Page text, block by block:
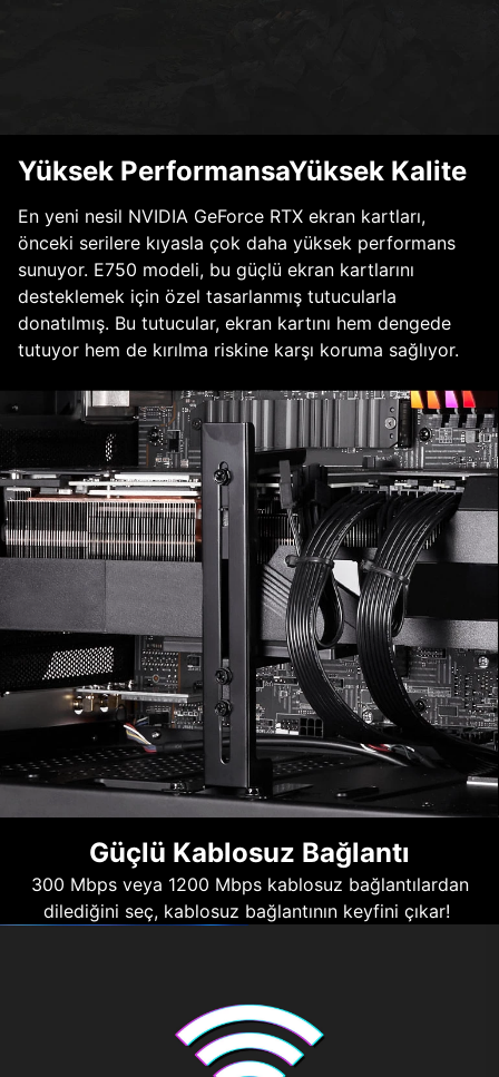
Yüksek PerformansaYüksek Kalite
En yeni nesil NVIDIA GeForce RTX ekran kartları,
önceki serilere kıyasla çok daha yüksek performans
sunuyor. E750 modeli, bu güçlü ekran kartlarını
desteklemek için özel tasarlanmış tutucularla
donatılmış. Bu tutucular, ekran kartını hem dengede
tutuyor hem de kırılma riskine karşı koruma sağlıyor.
Güçlü Kablosuz Bağlantı
300 Mbps veya 1200 Mbps kablosuz bağlantılardan
dilediğini seç, kablosuz bağlantının keyfini çıkar!